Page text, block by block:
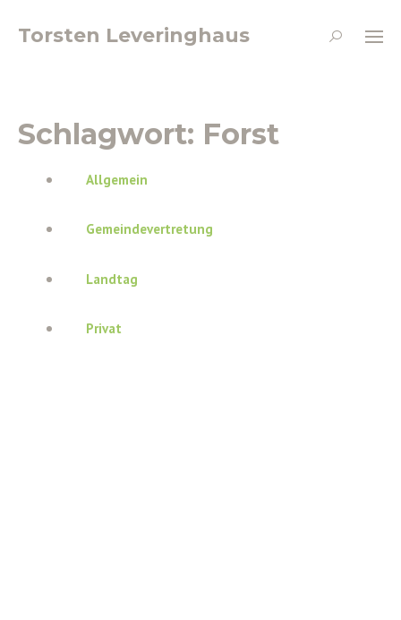
Torsten Leveringhaus
Schlagwort: Forst
Allgemein
Gemeindevertretung
Landtag
Privat